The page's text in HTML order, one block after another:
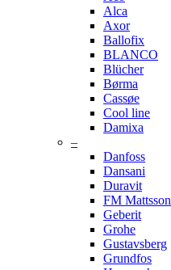
Alca
Axor
Ballofix
BLANCO
Blücher
Børma
Cassøe
Cool line
Damixa
–
Danfoss
Dansani
Duravit
FM Mattsson
Geberit
Grohe
Gustavsberg
Grundfos